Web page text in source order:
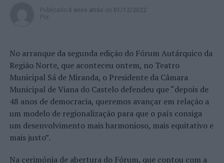
Publicado 4 anos atrás on 01/12/2022
Por
No arranque da segunda edição do Fórum Autárquico da
Região Norte, que aconteceu ontem, no Teatro
Municipal Sá de Miranda, o Presidente da Câmara
Municipal de Viana do Castelo defendeu que “depois de
48 anos de democracia, queremos avançar em relação a
um modelo de regionalização para que o país consiga
um desenvolvimento mais harmonioso, mais equitativo e
mais justo”.
Na cerimónia de abertura do Fórum, que contou com a